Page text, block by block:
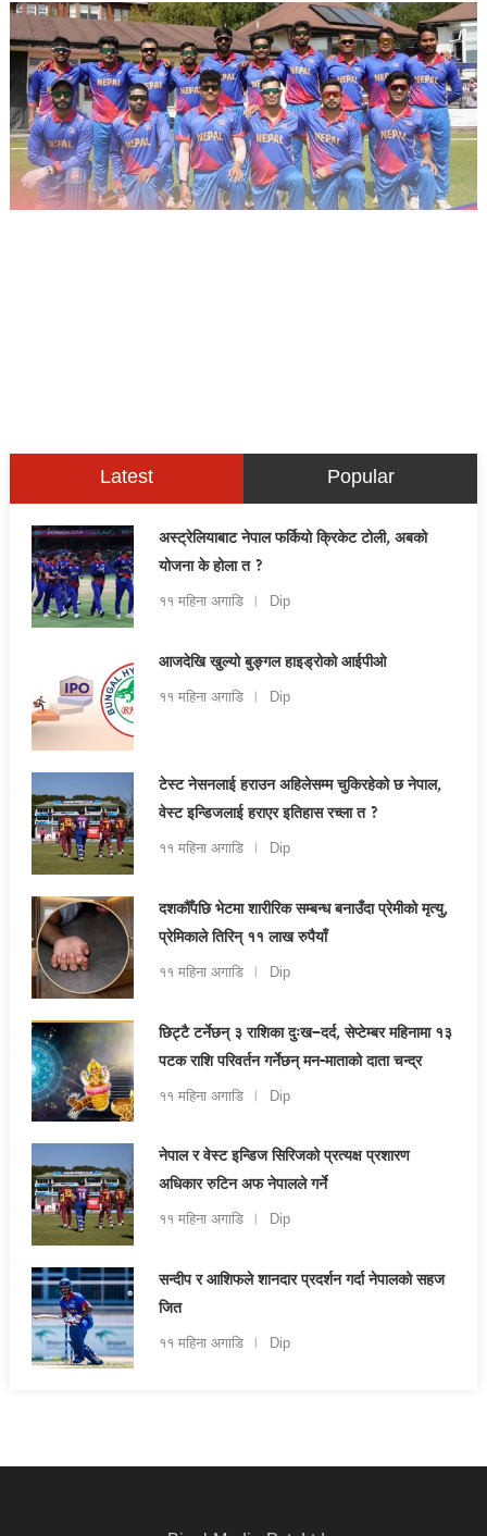
Latest Popular
अस्ट्रेलियाबाट नेपाल फर्कियो क्रिकेट टोली, अबको
योजना के होला त ?
११ महिना अगाडि Dip
आजदेखि खुल्यो बुङ्गल हाइड्रोको आईपीओ
११ महिना अगाडि Dip
टेस्ट नेसनलाई हराउन अहिलेसम्म चुकिरहेको छ नेपाल,
वेस्ट इन्डिजलाई हराएर इतिहास रच्ला त ?
११ महिना अगाडि Dip
दशकौँपछि भेटमा शारीरिक सम्बन्ध बनाउँदा प्रेमीको मृत्यु,
प्रेमिकाले तिरिन् ११ लाख रुपैयाँ
११ महिना अगाडि Dip
छिट्टै टर्नेछन् ३ राशिका दुःख–दर्द, सेप्टेम्बर महिनामा १३
पटक राशि परिवर्तन गर्नेछन् मन-माताको दाता चन्द्र
११ महिना अगाडि Dip
नेपाल र वेस्ट इन्डिज सिरिजको प्रत्यक्ष प्रशारण
अधिकार रुटिन अफ नेपालले गर्ने
११ महिना अगाडि Dip
सन्दीप र आशिफले शानदार प्रदर्शन गर्दा नेपालको सहज
जित
११ महिना अगाडि Dip